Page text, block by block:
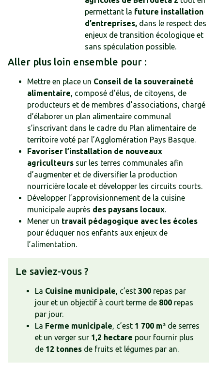
permettant la future installation
d’entreprises, dans le respect des
enjeux de transition écologique et
sans spéculation possible.
Aller plus loin ensemble pour :
Mettre en place un Conseil de la souveraineté
alimentaire, composé d’élus, de citoyens, de
producteurs et de membres d’associations, chargé
d’élaborer un plan alimentaire communal
s’inscrivant dans le cadre du Plan alimentaire de
territoire voté par l’Agglomération Pays Basque.
Favoriser l’installation de nouveaux
agriculteurs sur les terres communales afin
d’augmenter et de diversifier la production
nourricière locale et développer les circuits courts.
Développer l’approvisionnement de la cuisine
municipale auprès des paysans locaux.
Mener un travail pédagogique avec les écoles
pour éduquer nos enfants aux enjeux de
l’alimentation.
Le saviez-vous ?
La Cuisine municipale, c’est 300 repas par
jour et un objectif à court terme de 800 repas
par jour.
La Ferme municipale, c’est 1 700 m² de serres
et un verger sur 1,2 hectare pour fournir plus
de 12 tonnes de fruits et légumes par an.